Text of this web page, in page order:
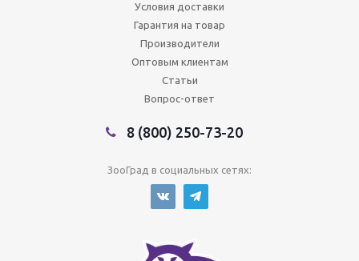
Условия доставки
Гарантия на товар
Производители
Оптовым клиентам
Статьи
Вопрос-ответ
8 (800) 250-73-20
ЗооГрад в социальных сетях: